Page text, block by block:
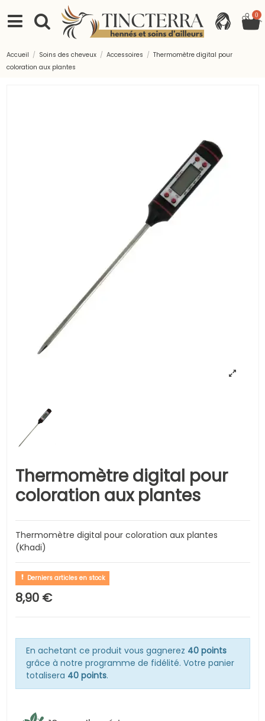
0
Accueil Soins des cheveux Accessoires
Thermomètre digital pour
coloration aux plantes
Thermomètre digital pour
coloration aux plantes
Thermomètre digital pour coloration aux plantes
(Khadi)
Derniers articles en stock
8,90 €
En achetant ce produit vous gagnerez 40 points
grâce à notre programme de fidélité. Votre panier
totalisera 40 points.